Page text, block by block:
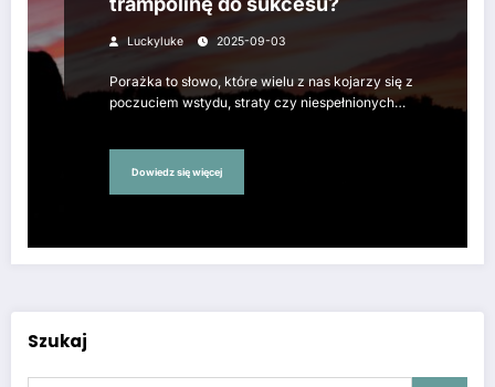
Luckyluke 2025-09-03
Porażka to słowo, które wielu z nas kojarzy się z
poczuciem wstydu, straty czy niespełnionych…
Dowiedz się więcej
Szukaj